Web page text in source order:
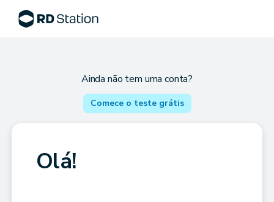
Ainda não tem uma conta?
Comece o teste grátis
Olá!